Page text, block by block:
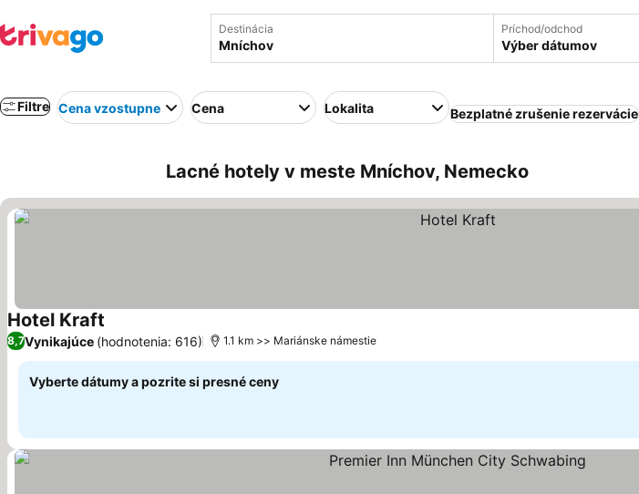
Destinácia Príchod/odchod
Výber dátumov
Filtre Cena vzostupne Cena Lokalita Bezplatné zrušenie rezervácie
Lacné hotely v meste Mníchov, Nemecko
Hotel Kraft
8,7Vynikajúce (hodnotenia: 616) 1.1 km >> Mariánske námestie
Vyberte dátumy a pozrite si presné ceny